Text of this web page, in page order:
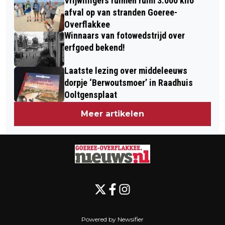
WATER
MEVROUW AAT BREEMAN-MELAARD
UIT DEN BOMMEL
afval op van stranden Goeree-
Overflakkee
Winnaars van fotowedstrijd over
erfgoed bekend!
Laatste lezing over middeleeuws
dorpje ‘Berwoutsmoer’ in Raadhuis
Ooltgensplaat
Meer artikelen
Powered by Newsifier